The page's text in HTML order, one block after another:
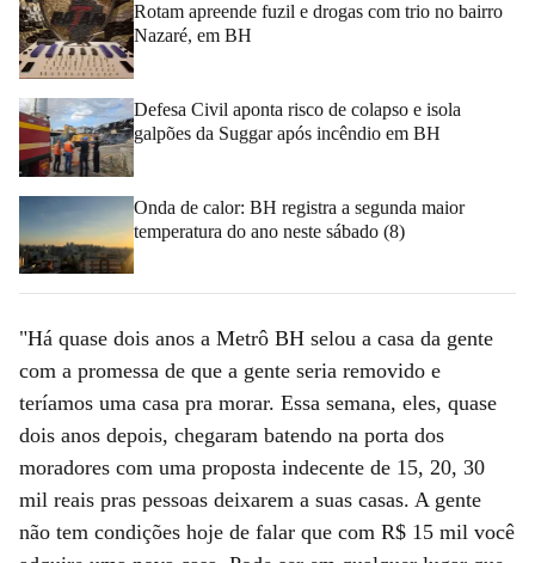
Rotam apreende fuzil e drogas com trio no bairro
Nazaré, em BH
Defesa Civil aponta risco de colapso e isola
galpões da Suggar após incêndio em BH
Onda de calor: BH registra a segunda maior
temperatura do ano neste sábado (8)
"Há quase dois anos a Metrô BH selou a casa da gente
com a promessa de que a gente seria removido e
teríamos uma casa pra morar. Essa semana, eles, quase
dois anos depois, chegaram batendo na porta dos
moradores com uma proposta indecente de 15, 20, 30
mil reais pras pessoas deixarem a suas casas. A gente
não tem condições hoje de falar que com R$ 15 mil você